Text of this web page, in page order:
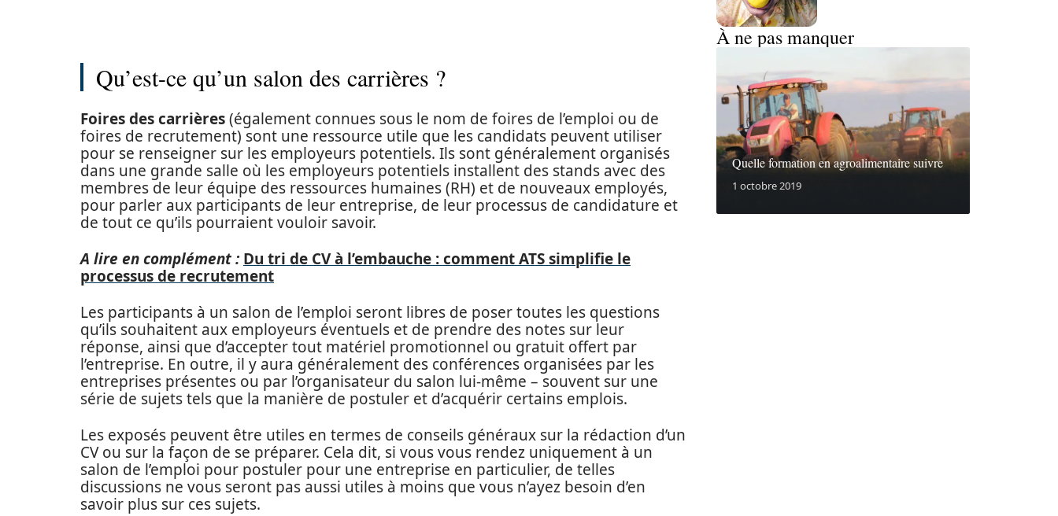
Qu’est-ce qu’un salon des carrières ?
Foires des carrières(également connues sous le nom de foires de l’emploi ou de
foires de recrutement) sont une ressource utile que les candidats peuvent utiliser
pour se renseigner sur les employeurs potentiels. Ils sont généralement organisés
dans une grande salle où les employeurs potentiels installent des stands avec des
membres de leur équipe des ressources humaines (RH) et de nouveaux employés,
pour parler aux participants de leur entreprise, de leur processus de candidature et
de tout ce qu’ils pourraient vouloir savoir.
A lire en complément : Du tri de CV à l’embauche : comment ATS simplifie le
processus de recrutement
Les participants à un salon de l’emploi seront libres de poser toutes les questions
qu’ils souhaitent aux employeurs éventuels et de prendre des notes sur leur
réponse, ainsi que d’accepter tout matériel promotionnel ou gratuit offert par
l’entreprise. En outre, il y aura généralement des conférences organisées par les
entreprises présentes ou par l’organisateur du salon lui-même – souvent sur une
série de sujets tels que la manière de postuler et d’acquérir certains emplois.
Les exposés peuvent être utiles en termes de conseils généraux sur la rédaction d’un
CV ou sur la façon de se préparer. Cela dit, si vous vous rendez uniquement à un
salon de l’emploi pour postuler pour une entreprise en particulier, de telles
discussions ne vous seront pas aussi utiles à moins que vous n’ayez besoin d’en
savoir plus sur ces sujets.
À ne pas manquer
Quelle formation en agroalimentaire suivre
1 octobre 2019